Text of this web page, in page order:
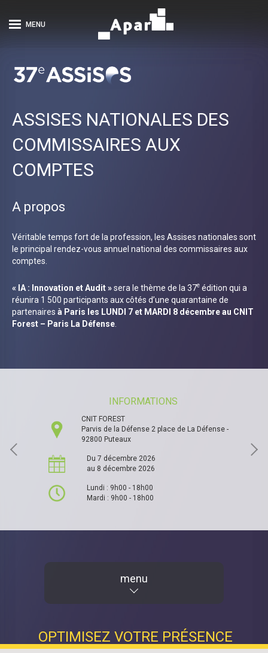
MENU
ASSISES NATIONALES DES
COMMISSAIRES AUX
COMPTES
A propos
Véritable temps fort de la profession, les Assises nationales sont
le principal rendez-vous annuel national des commissaires aux
comptes.
« IA : Innovation et Audit »sera le thème de la 37e édition qui a
réunira 1 500 participants aux côtés d’une quarantaine de
partenaires à Paris les LUNDI 7 et MARDI 8 décembre au CNIT
Forest – Paris La Défense
INFORMATIONS
CNIT FOREST
Parvis de la Défense 2 place de La Défense -
92800 Puteaux
Du 7 décembre 2026
au 8 décembre 2026
Lundi : 9h00 - 18h00
Mardi : 9h00 - 18h00
menu
OPTIMISEZ VOTRE PRÉSENCE